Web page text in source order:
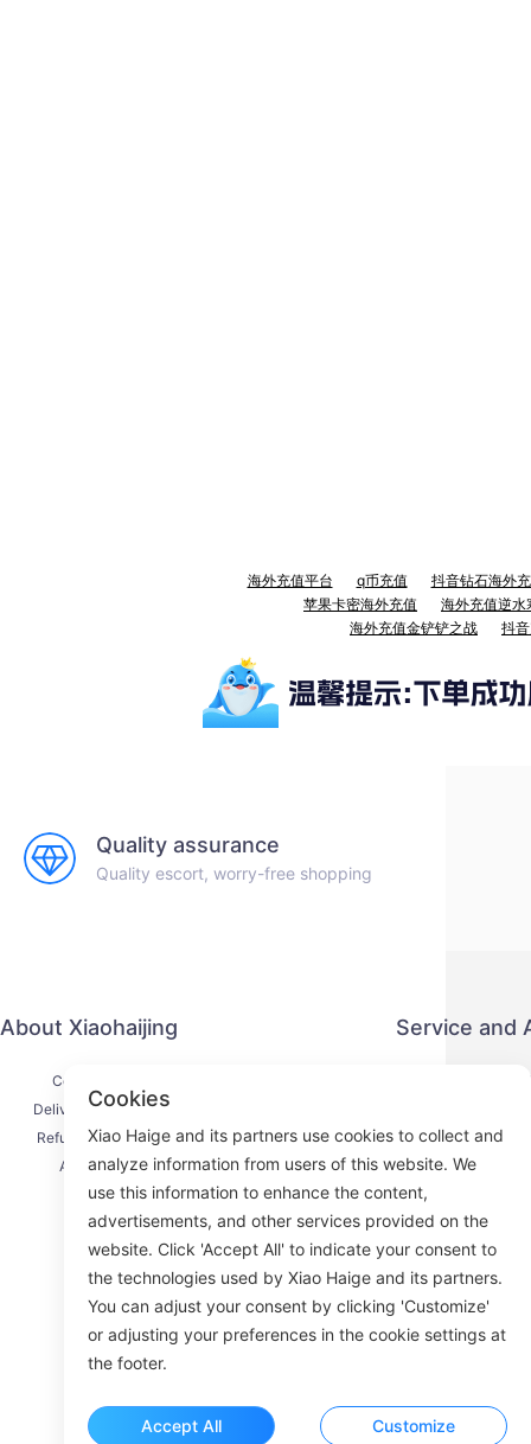
海外充值平台 q币充值
抖音钻石海外
苹果卡密海外充值
海外充值逆水
海外充值金铲铲之战
抖
Quality assurance
Quality escort, worry-free shopping
About Xiaohaijing
Contact Us
Delivery Process
Refund Process
About Us
Service and
Service
ROOM
Cookies
Xiao Haige and its partners use cookies to collect and
analyze information from users of this website. We
use this information to enhance the content,
advertisements, and other services provided on the
website. Click 'Accept All' to indicate your consent to
the technologies used by Xiao Haige and its partners.
You can adjust your consent by clicking 'Customize'
or adjusting your preferences in the cookie settings at
the footer.
Accept All Customize